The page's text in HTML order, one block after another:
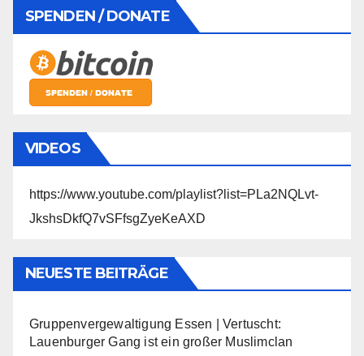
SPENDEN / DONATE
VIDEOS
https://www.youtube.com/playlist?list=PLa2NQLvt-
JkshsDkfQ7vSFfsgZyeKeAXD
NEUESTE BEITRÄGE
Gruppenvergewaltigung Essen | Vertuscht:
Lauenburger Gang ist ein großer Muslimclan